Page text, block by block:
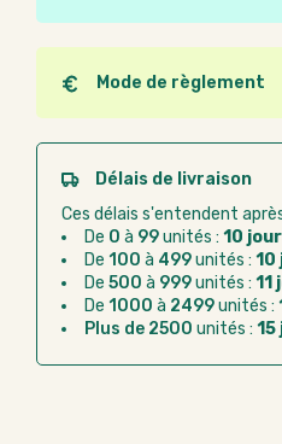
Ce produit est éco-conçu,
matériaux recyclés ou
peuvent plus facilement
après utilisation. L'origine
n'entre pas dans les
Mode de règlement
Quel que soit le mode de
passer commande en ligne
Paiement CB :
Virement bancaire :
après la commande
Chorus Pro :règlement
administratif après la
Délais de livraison
Ces délais s'entendent
De 0 à 99unités : 10
De 100 à 499unités : 10
De 500 à 999unités : 11
De 1000 à 2499unités :
Plus de 2500 unités : 15